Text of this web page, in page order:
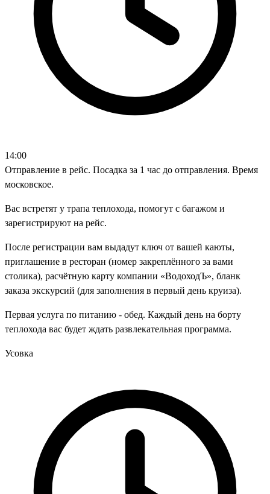
14:00
Отправление в рейс. Посадка за 1 час до отправления. Время
московское.
Вас встретят у трапа теплохода, помогут с багажом и
зарегистрируют на рейс.
После регистрации вам выдадут ключ от вашей каюты,
приглашение в ресторан (номер закреплённого за вами
столика), расчётную карту компании «ВодоходЪ», бланк
заказа экскурсий (для заполнения в первый день круиза).
Первая услуга по питанию - обед. Каждый день на борту
теплохода вас будет ждать развлекательная программа.
Усовка